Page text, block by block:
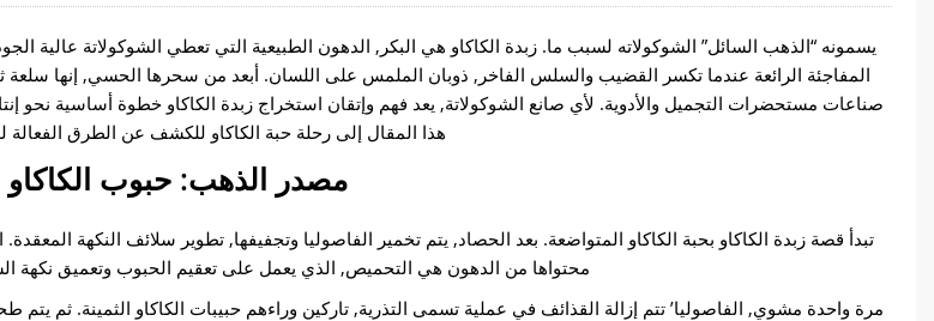
يسمونه “الذهب السائل” الشوكولاته لسبب ما. زبدة الكاكاو هي البكر, الدهون الطبيعية التي تعطي الشوكولاتة عالية
المفاجئة الرائعة عندما تكسر القضيب والسلس الفاخر, ذوبان الملمس على اللسان. أبعد من سحرها الحسي, إنها سلعة
صناعات مستحضرات التجميل والأدوية. لأي صانع الشوكولاتة, يعد فهم وإتقان استخراج زبدة الكاكاو خطوة أساسية نحو
هذا المقال إلى رحلة حبة الكاكاو للكشف عن الطرق
مصدر الذهب: حبوب
تبدأ قصة زبدة الكاكاو بحبة الكاكاو المتواضعة. بعد الحصاد, يتم تخمير الفاصوليا وتجفيفها, تطوير سلائف النكهة
محتواها من الدهون هي التحميص, الذي يعمل على تعقيم الحبوب وتعميق نكهة
مرة واحدة مشوي, الفاصوليا’ تتم إزالة القذائف في عملية تسمى التذرية, تاركين وراءهم حبيبات الكاكاو الثمينة. ثم يتم